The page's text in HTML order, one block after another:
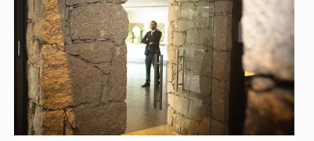
PORTFÓLIO
QUEM SOMOS
TESTEMUNHOS
CONTACTOS
GALERIAS PRIVADAS